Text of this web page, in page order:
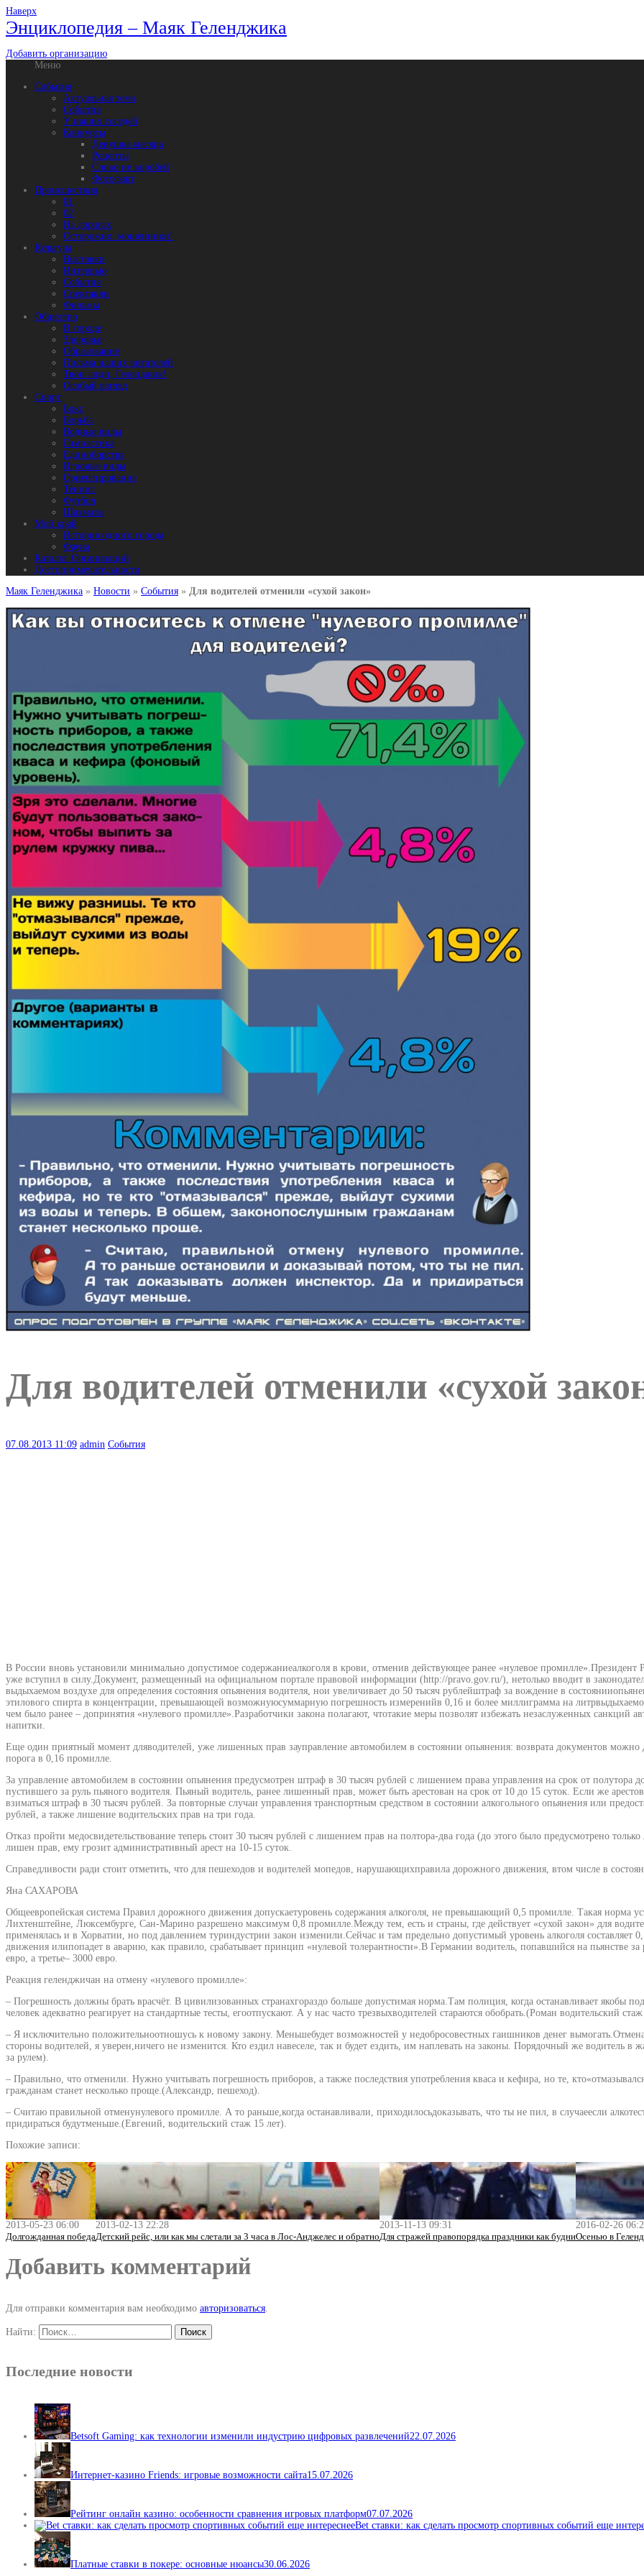
Наверх
Энциклопедия – Маяк Геленджика
Добавить организацию
Меню
События
Актуальная тема
События
У наших соседей
Конкурсы
Девушка месяца
Рецепты
Слово не воробей
Фотофакт
Происшествия
01
02
На дорогах
Осторожно: мошенники!
Культура
Выставки
Интервью
События
Спектакли
Фильмы
Общество
В городе
Здоровье
Образование
Письма наших читателей
Твои люди, Геленджик!
Особый взгляд
Спорт
Бокс
Борьба
Водные виды
Гимнастика
Единоборства
Игровые виды
Ориентирование
Теннис
Футбол
Шахматы
Мой край
История одного города
Фауна
Каталог Организаций
Достопримечательности
Маяк Геленджика » Новости » События » Для водителей отменили «сухой закон»
Для водителей отменили «сухой
07.08.2013 11:09 admin События
В России вновь установили минимально допустимое содержаниеалкоголя в крови, отменив действующее ранее «нулевое
уже вступил в силу.Документ, размещенный на официальном портале правовой информации (http://pravo.gov.ru/), нетолько вводит в
выдыхаемом воздухе для определения состояния опьянения водителя, нои увеличивает до 50 тысяч рублейштраф за вождение в
этилового спирта в концентрации, превышающей возможнуюсуммарную погрешность измеренийв 0,16 и более миллиграмма на
чем было ранее – допринятия «нулевого промилле».Разработчики закона полагают, чтотакие меры позволят избежать незаслуженных
напитки.
Еще один приятный момент дляводителей, уже лишенных прав зауправление автомобилем в состоянии опьянения: возврата документов можно
порога в 0,16 промилле.
За управление автомобилем в состоянии опьянения предусмотрен штраф в 30 тысяч рублей с лишением права управления на срок от полутора
пустившего за руль пьяного водителя. Пьяный водитель, ранее лишенный прав, может быть арестован на срок от 10 до 15 суток. Если же
взиматься штраф в 30 тысяч рублей. За повторные случаи управления транспортным средством в состоянии алкогольного опьянения или
рублей, а также лишение водительских прав на три года.
Отказ пройти медосвидетельствование теперь стоит 30 тысяч рублей с лишением прав на полтора-два года (до этого было предусмотрено
лишен прав, ему грозит административный арест на 10-15 суток.
Справедливости ради стоит отметить, что для пешеходов и водителей мопедов, нарушающихправила дорожного движения, втом числе в
Яна САХАРОВА
Общеевропейская система Правил дорожного движения допускаетуровень содержания алкоголя, не превышающий 0,5 промилле. Такая норма
Лихтенштейне, Люксембурге, Сан-Марино разрешено максимум 0,8 промилле.Между тем, есть и страны, где действует «сухой закон» для
применялась и в Хорватии, но под давлением туриндустрии закон изменили.Сейчас и там предельно допустимый уровень алкоголя
движения илипопадет в аварию, как правило, срабатывает принцип «нулевой толерантности».В Германии водитель, попавшийся на пьянстве
евро, а третье– 3000 евро.
Реакция геленджичан на отмену «нулевого промилле»:
– Погрешность должны брать врасчёт. В цивилизованных странахгораздо больше допустимая норма.Там полиция, когда останавливает якобы
человек адекватно реагирует на стандартные тесты, егоотпускают. А у нас часто трезвыхводителей стараются обобрать.(Роман водительский
– Я исключительно положительноотношусь к новому закону. Меньшебудет возможностей у недобросовестных гаишников денег
стороны водителей, я уверен,ничего не изменится. Кто ездил навеселе, так и будет ездить, им наплевать на законы. Порядочный же водитель в
за рулем).
– Правильно, что отменили. Нужно учитывать погрешность приборов, а также последствия употребления кваса и кефира, но те,
гражданам станет несколько проще.(Александр, пешеход).
– Считаю правильной отменунулевого промилле. А то раньше,когда останавливали, приходилосьдоказывать, что ты не пил, в случаеесли
придираться будутменьше.(Евгений, водительский стаж 15 лет).
Похожие записи:
2013-05-23 06:00
Долгожданная победа
2013-02-13 22:28
Детский рейс, или как мы слетали за 3 часа в Лос-Анджелес и обратно
2013-11-13 09:31
Для стражей правопорядка праздники как будни
2016-02-26
Осенью в
Добавить комментарий
Для отправки комментария вам необходимо авторизоваться
Найти:
Последние новости
Betsoft Gaming: как технологии изменили индустрию цифровых развлечений22.07.2026
Интернет-казино Friends: игровые возможности сайта15.07.2026
Рейтинг онлайн казино: особенности сравнения игровых платформ07.07.2026
Bet ставки: как сделать просмотр спортивных событий еще
Платные ставки в покере: основные нюансы30.06.2026